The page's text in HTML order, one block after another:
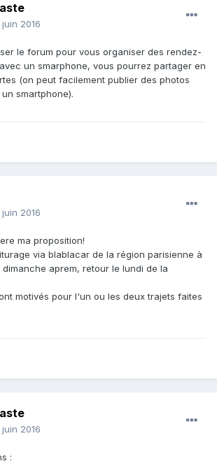
juin 2016
le forum pour vous organiser des rendez-
un smarphone, vous pourrez partager en
(on peut facilement publier des photos
smartphone).
juin 2016
ma proposition!
via blablacar de la région parisienne à
aprem, retour le lundi de la
motivés pour l'un ou les deux trajets faites
juin 2016
: